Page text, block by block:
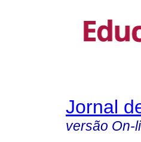
Jornal
versão On-